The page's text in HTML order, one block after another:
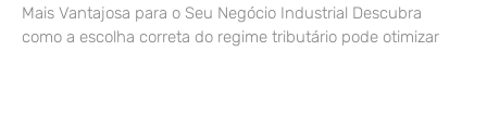
Mais Vantajosa para o Seu Negócio Industrial Descubra
como a escolha correta do regime tributário pode otimizar